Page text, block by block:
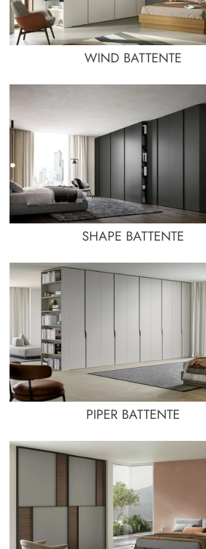
WIND BATTENTE
SHAPE BATTENTE
PIPER BATTENTE